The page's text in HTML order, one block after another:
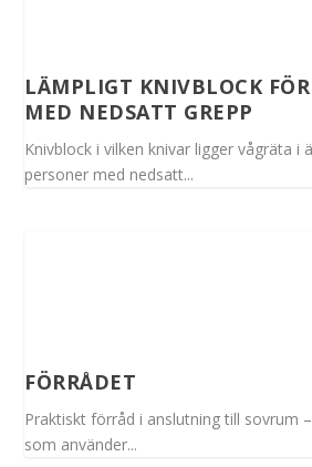
LÄMPLIGT KNIVBLOCK FÖR
MED NEDSATT GREPP
Knivblock i vilken knivar ligger vågräta i
personer med nedsatt...
FÖRRÅDET
Praktiskt förråd i anslutning till sovrum
som använder...